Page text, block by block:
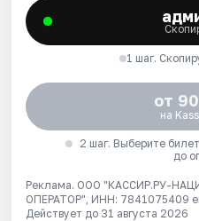
1 шаг.
от
на
2 шаг. Выберите
до
Реклама. ООО "КАССИР.РУ-
ОПЕРАТОР", ИНН: 7841075409
Действует до 31 августа 2026